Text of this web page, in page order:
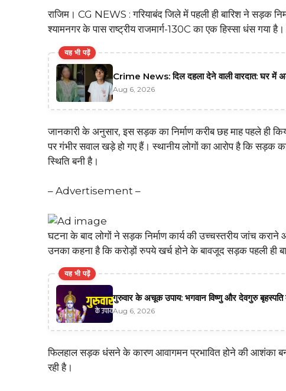
राजिम। CG NEWS : गरियाबंद जिले में पहली ही बारिश ने सड़क
श्यामनगर के पास राष्ट्रीय राजमार्ग-130C का एक हिस्सा धंस गया
यह भी पढ़ें
Crime News: दिल दहला देने वाली वारदात: घर में
Aug 6, 2026
जानकारी के अनुसार, इस सड़क का निर्माण करीब छह माह पहले ही
पर गंभीर सवाल खड़े हो गए हैं। स्थानीय लोगों का आरोप है कि सड़क
स्थिति बनी है।
– Advertisement –
घटना के बाद लोगों ने सड़क निर्माण कार्य की उच्चस्तरीय जांच
उनका कहना है कि करोड़ों रुपये खर्च होने के बावजूद सड़क पहली ही
यह भी पढ़ें
गुरुवार के अचूक उपाय: भगवान विष्णु और देवगुरु
Aug 6, 2026
फिलहाल सड़क धंसने के कारण आवागमन प्रभावित होने की आशंका
रही है।